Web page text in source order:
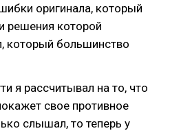
оригинала, который
решения которой
который большинство
я рассчитывал на то, что
свое противное
слышал, то теперь у